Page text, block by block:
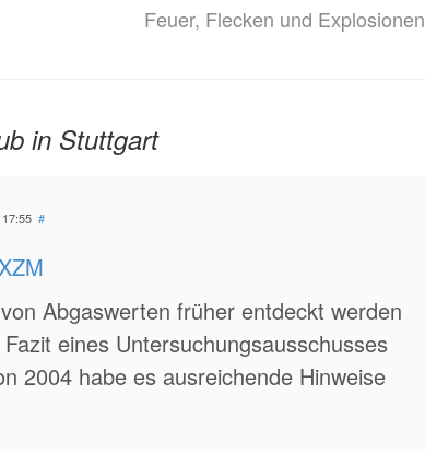
Feuer, Flecken und Explosionen
in Stuttgart
#
Abgaswerten früher entdeckt werden
eines Untersuchungsausschusses
2004 habe es ausreichende Hinweise